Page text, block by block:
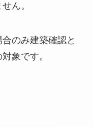
ん。
のみ建築確認と
象です。